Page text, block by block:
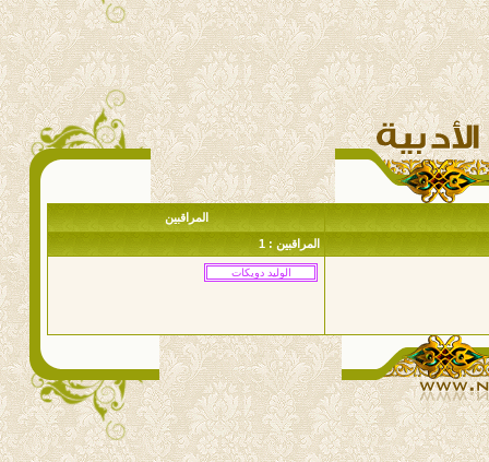
المراقبين
المراقبين : 1